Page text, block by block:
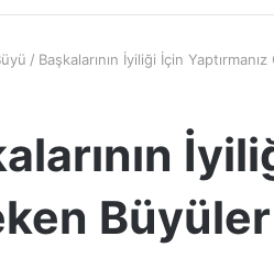
/ Başkalarının İyiliği İçin
Büyüler